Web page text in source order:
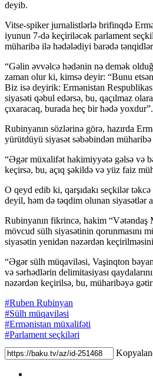
deyib.
Vitse-spiker jurnalistlərlə brifinqdə
iyunun 7-də keçiriləcək parlament
müharibə ilə hədələdiyi barədə
“Gəlin əvvəlcə hədənin nə demək
zaman olur ki, kimsə deyir: “Bunu
Biz isə deyirik: Ermənistan
siyasəti qəbul edərsə, bu, qaçılmaz
çıxaracaq, burada heç bir hədə yoxdur”.
Rubinyanın sözlərinə görə, hazırda
yürütdüyü siyasət səbəbindən müharibə
“Əgər müxalifət hakimiyyətə gəlsə və
keçirsə, bu, açıq şəkildə və yüz faiz
O qeyd edib ki, qarşıdakı seçkilər
deyil, həm də təqdim olunan siyasətlər
Rubinyanın fikrincə, hakim “Vətəndaş
mövcud sülh siyasətinin qorunmasını
siyasətin yenidən nəzərdən
“Əgər sülh müqaviləsi, Vaşinqton
və sərhədlərin delimitasiyası
nəzərdən keçirilsə, bu, müharibəyə
#Ruben Rubinyan
#Sülh müqaviləsi
#Ermənistan müxalifəti
#Parlament seçkiləri